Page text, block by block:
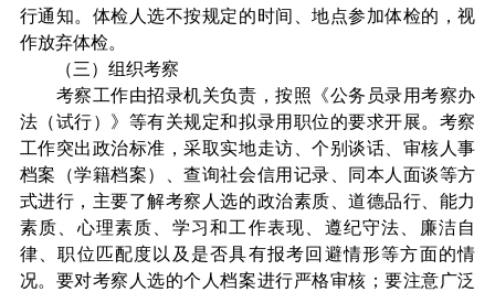
行通知。体检人选不按规定的时间、地点参加体检的，视
作放弃体检。
（三）组织考察
考察工作由招录机关负责，按照《公务员录用考察办
法（试行）》等有关规定和拟录用职位的要求开展。考察
工作突出政治标准，采取实地走访、个别谈话、审核人事
档案（学籍档案）、查询社会信用记录、同本人面谈等方
式进行，主要了解考察人选的政治素质、道德品行、能力
素质、心理素质、学习和工作表现、遵纪守法、廉洁自
律、职位匹配度以及是否具有报考回避情形等方面的情
况。要对考察人选的个人档案进行严格审核；要注意广泛